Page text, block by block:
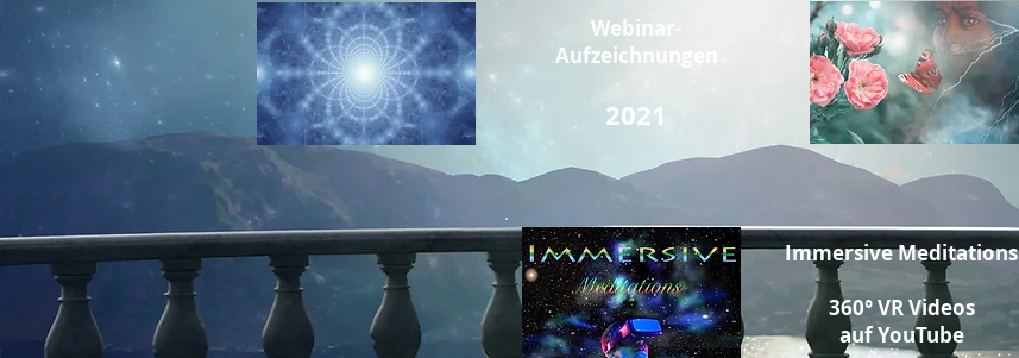
Webinar-
Aufzeichnungen
2021
Immersive Meditations
360° VR Videos
auf YouTube